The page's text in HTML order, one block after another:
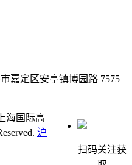
嘉定区安亭镇博园路 7575
扫码关注获
海国际高
沪